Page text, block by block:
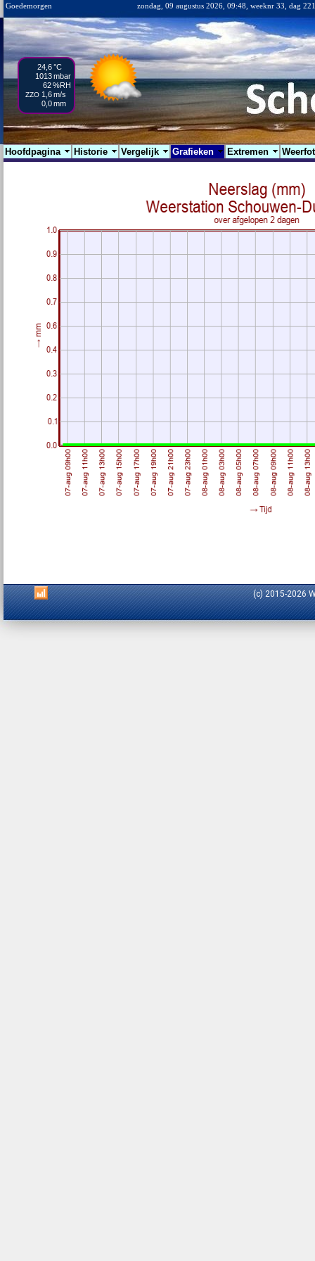
Goedemorgen zondag, 09 augustus 2026, 09:48, weeknr 33, dag 221
24,6°C
1013mbar
62%RH
ZZO 1,6m/s
0,0mm
Hoofdpagina Historie Vergelijk Grafieken Extremen
(c) 2015-2026